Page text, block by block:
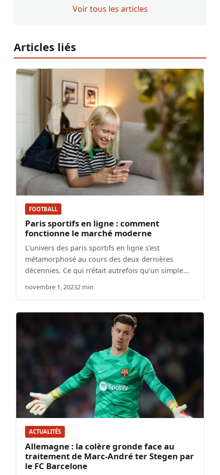
Voir tous les articles
Articles liés
FOOTBALL
Paris sportifs en ligne : comment
fonctionne le marché moderne
L’univers des paris sportifs en ligne s’est
métamorphosé au cours des deux dernières
décennies. Ce qui n’était autrefois qu’un simple…
novembre 1, 20232 min
ACTUALITÉS
Allemagne : la colère gronde face au
traitement de Marc-André ter Stegen par
le FC Barcelone